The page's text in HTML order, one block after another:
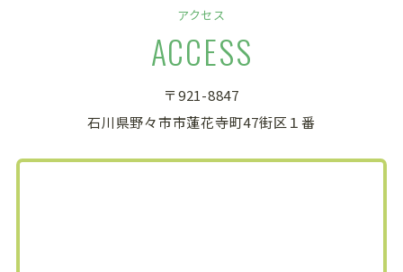
アクセス
ACCESS
〒921-8847
石川県野々市市蓮花寺町47街区１番